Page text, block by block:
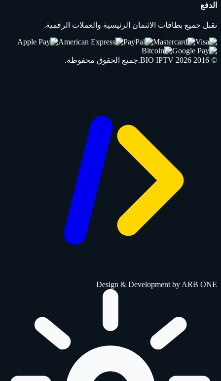
الدفع
نقبل جميع بطاقات الائتمان الرئيسية والعملات الرقمية.
© 2016 2026
BIO IPTV .جميع الحقوق محفوظة.
Design & Development by ARB ONE